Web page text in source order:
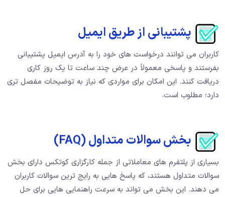
پشتیبانی از طریق ایمیل
کاربران می توانند درخواست های خود را به آدرس ایمیل پشتیبانی
بفرستند و پاسخی معمولاً در عرض چند ساعت تا یک روز کاری
دریافت کنند. این امکان برای مواردی که نیاز به توضیحات مفصل تری
دارد؛ مطلوب است.
بخش سوالات متداول (FAQ)
بسیاری از پلتفرم های معاملاتی از جمله کارگزاری کوتکس دارای بخش
سوالات متداول هستند، که پاسخ هایی به رایج ترین سوالات کاربران
می دهند. این بخش می تواند به سرعت راهنمایی هایی برای حل